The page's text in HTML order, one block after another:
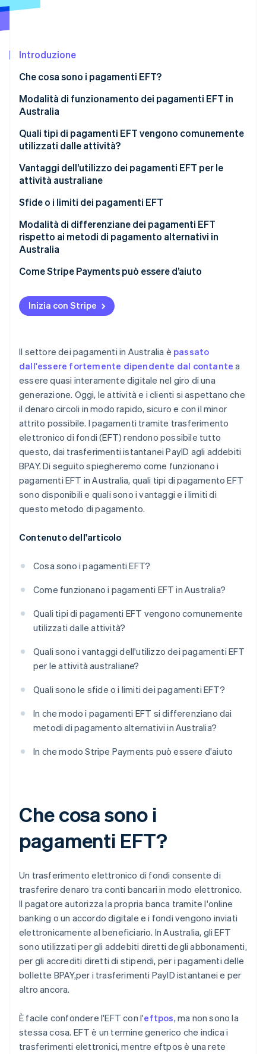
Scopri cosa ti aspetta
Atlas
Climate
Rimozione del carbonio
Identity
Scopri come Stripe sta costruendo l'infrastruttura
Introduzione
Che cosa sono i pagamenti EFT?
Modalità di funzionamento dei pagamenti EFT in
Australia
Quali tipi di pagamenti EFT vengono comunemente
utilizzati dalle attività?
Addebito diretto BECS e accredito diretto
PayID
Pagamenti con carta
Wallet
Vantaggi dell’utilizzo dei pagamenti EFT per le
attività australiane
Sfide o i limiti dei pagamenti EFT
Modalità di differenziane dei pagamenti EFT
rispetto ai metodi di pagamento alternativi in
Australia
Come Stripe Payments può essere d’aiuto
Inizia con Stripe
Il settore dei pagamenti in Australia è passato
dall'essere fortemente dipendente dal contante a
essere quasi interamente digitale nel giro di una
generazione. Oggi, le attività e i clienti si aspettano che
il denaro circoli in modo rapido, sicuro e con il minor
attrito possibile. I pagamenti tramite trasferimento
elettronico di fondi (EFT) rendono possibile tutto
questo, dai trasferimenti istantanei PayID agli addebiti
BPAY. Di seguito spiegheremo come funzionano i
pagamenti EFT in Australia, quali tipi di pagamento EFT
sono disponibili e quali sono i vantaggi e i limiti di
questo metodo di pagamento.
Contenuto dell'articolo
Cosa sono i pagamenti EFT?
Come funzionano i pagamenti EFT in Australia?
Quali tipi di pagamenti EFT vengono comunemente
utilizzati dalle attività?
Quali sono i vantaggi dell'utilizzo dei pagamenti EFT
per le attività australiane?
Quali sono le sfide o i limiti dei pagamenti EFT?
In che modo i pagamenti EFT si differenziano dai
metodi di pagamento alternativi in Australia?
In che modo Stripe Payments può essere d'aiuto
Che cosa sono i
pagamenti EFT?
Un trasferimento elettronico di fondi consente di
trasferire denaro tra conti bancari in modo elettronico.
Il pagatore autorizza la propria banca tramite l'online
banking o un accordo digitale e i fondi vengono inviati
elettronicamente al beneficiario. In Australia, gli EFT
sono utilizzati per gli addebiti diretti degli abbonamenti,
per gli accrediti diretti di stipendi, per i pagamenti delle
bollette BPAY,per i trasferimenti PayID istantanei e per
altro ancora.
È facile confondere l'EFT con l'eftpos, ma non sono la
stessa cosa. EFT è un termine generico che indica i
trasferimenti elettronici, mentre eftpos è una rete